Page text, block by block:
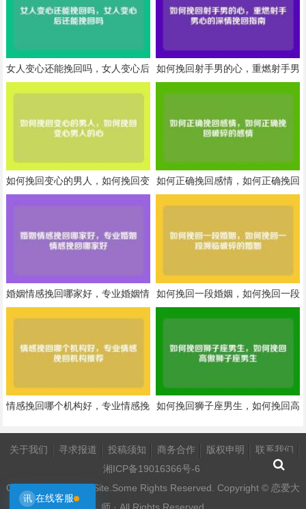
女人变心还能挽回吗，女人变心后
还能挽回吗
如何挽回射手男的心，重燃射手男
心的深情挽回指南
如何挽回变心的男人，如何挽回变
心男人的心
如何正确挽回感情，如何正确挽回
破碎的感情
婚姻情感挽回哪家好，专业婚姻情
感挽回哪家好
如何挽回一段婚姻，如何挽回一段
濒临破碎的婚姻
情感挽回哪个机构好，专业情感挽
如何挽回狮子座男生，如何挽回高
关于我们 寻求报道 投稿须知 商务合作 版权申明
联系我们
湘ICP备19016366号-6
Copyright Your WebSite.Some Rights Reserved. Copyright © 恋爱大
讯 在线客服